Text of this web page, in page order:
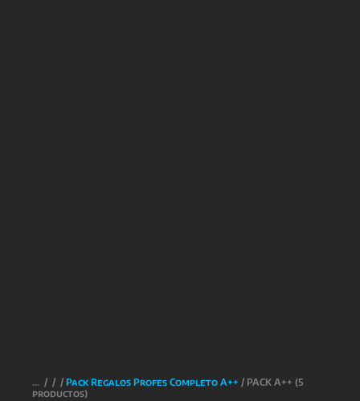
/ / / Pack Regalos Profes Completo A++ / PACK A++ (5
productos)